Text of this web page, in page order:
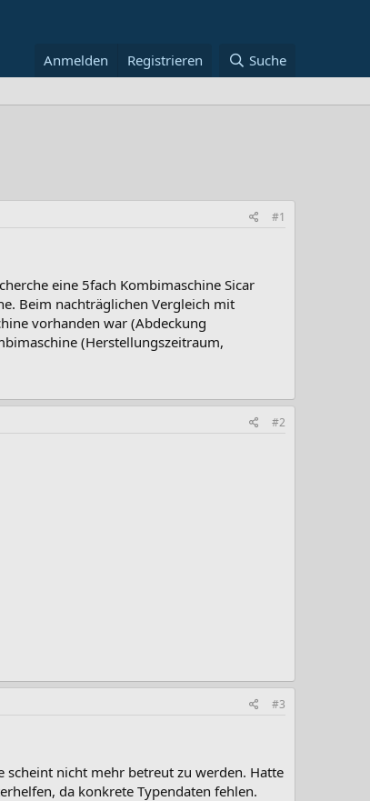
Anmelden Registrieren Suche
#1
eine 5fach Kombimaschine Sicar
Beim nachträglichen Vergleich mit
vorhanden war (Abdeckung
(Herstellungszeitraum,
#2
#3
nicht mehr betreut zu werden. Hatte
da konkrete Typendaten fehlen.